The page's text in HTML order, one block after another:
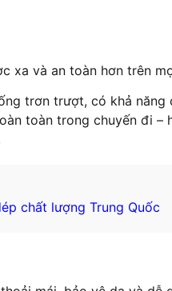
xa và an toàn hơn trên
trơn trượt, có khả năng
toàn trong chuyến đi
chất lượng Trung Quốc